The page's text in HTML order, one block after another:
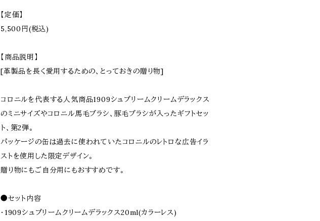
【定価】
5,500円(税込)
【商品説明】
[革製品を長く愛用するための、とっておきの贈り物]
コロニルを代表する人気商品1909シュプリームクリームデラックス
のミニサイズやコロニル馬毛ブラシ、豚毛ブラシが入ったギフトセッ
ト、第2弾。
パッケージの缶は過去に使われていたコロニルのレトロな広告イラ
ストを使用した限定デザイン。
贈り物にもご自分用にもおすすめです。
●セット内容
・1909シュプリームクリームデラックス20ml(カラーレス)